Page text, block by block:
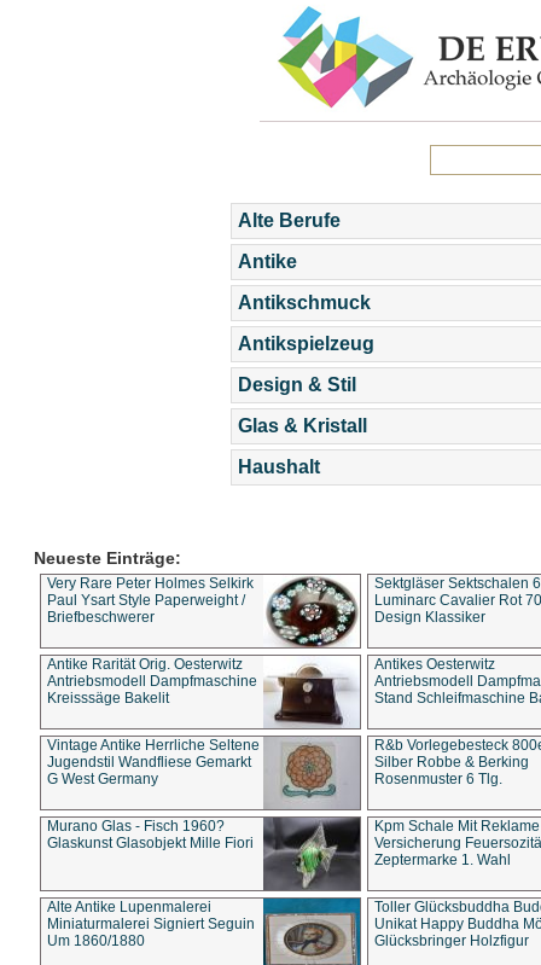
Alte Berufe
Antike
Antikschmuck
Antikspielzeug
Design & Stil
Glas & Kristall
Haushalt
Neueste Einträge:
Very Rare Peter Holmes Selkirk
Paul Ysart Style Paperweight /
Briefbeschwerer
Sektgläser Sektschalen
Luminarc Cavalier Rot
Design Klassiker
Antike Rarität Orig. Oesterwitz
Antriebsmodell Dampfmaschine
Kreisssäge Bakelit
Antikes Oesterwitz
Antriebsmodell
Stand Schleifmaschine
Vintage Antike Herrliche Seltene
Jugendstil Wandfliese Gemarkt
G West Germany
R&b Vorlegebesteck
Silber Robbe & Berking
Rosenmuster 6 Tlg.
Murano Glas - Fisch 1960?
Glaskunst Glasobjekt Mille Fiori
Kpm Schale Mit Reklame
Versicherung
Zeptermarke 1. Wahl
Alte Antike Lupenmalerei
Miniaturmalerei Signiert Seguin
Um 1860/1880
Toller Glücksbuddha
Unikat Happy Buddha
Glücksbringer Holzfigur